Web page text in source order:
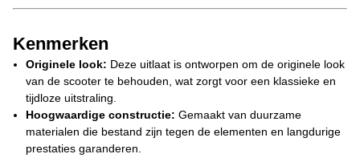
Kenmerken
Originele look: Deze uitlaat is ontworpen om de originele look
van de scooter te behouden, wat zorgt voor een klassieke en
tijdloze uitstraling.
Hoogwaardige constructie: Gemaakt van duurzame
materialen die bestand zijn tegen de elementen en langdurige
prestaties garanderen.